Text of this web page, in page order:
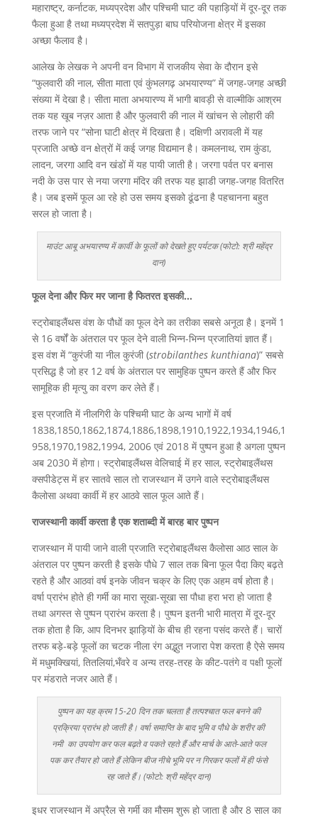
महाराष्ट्र, कर्नाटक, मध्यप्रदेश और पश्चिमी घाट की पहाड़ियों में दूर-दूर तक
फैला हुआ है तथा मध्यप्रदेश में सतपुड़ा बाघ परियोजना क्षेत्र में इसका
अच्छा फैलाव है।
आलेख के लेखक ने अपनी वन विभाग में राजकीय सेवा के दौरान इसे
“फुलवारी की नाल, सीता माता एवं कुंभलगढ़ अभयारण्य” में जगह-जगह अच्छी
संख्या में देखा है। सीता माता अभयारण्य में भागी बावड़ी से वाल्मीकि आश्रम
तक यह खूब नज़र आता है और फुलवारी की नाल में खांचन से लोहारी की
तरफ जाने पर “सोना घाटी क्षेत्र में दिखता है। दक्षिणी अरावली में यह
प्रजाति अच्छे वन क्षेत्रों में कई जगह विद्यमान है। कमलनाथ, राम कुंडा,
लादन, जरगा आदि वन खंडों में यह पायी जाती है। जरगा पर्वत पर बनास
नदी के उस पार से नया जरगा मंदिर की तरफ यह झाडी जगह-जगह वितरित
है। जब इसमें फूल आ रहे हो उस समय इसको ढूंढना है पहचानना बहुत
सरल हो जाता है।
माउंट आबू अभयारण्य में कार्वी के फूलों को देखते हुए पर्यटक (फोटो: श्री महेंद्र
दान)
फूल देना और फिर मर जाना है फितरत इसकी…
स्ट्रोबाइलैंथस वंश के पौधों का फूल देने का तरीका सबसे अनूठा है। इनमें 1
से 16 वर्षों के अंतराल पर फूल देने वाली भिन्न-भिन्न प्रजातियां ज्ञात हैं।
इस वंश में “कुरंजी या नील कुरंजी (strobilanthes kunthiana)” सबसे
प्रसिद्ध है जो हर 12 वर्ष के अंतराल पर सामुहिक पुष्पन करते हैं और फिर
सामूहिक ही मृत्यु का वरण कर लेते हैं।
इस प्रजाति में नीलगिरी के पश्चिमी घाट के अन्य भागों में वर्ष
1838,1850,1862,1874,1886,1898,1910,1922,1934,1946,1
958,1970,1982,1994, 2006 एवं 2018 में पुष्पन हुआ है अगला पुष्पन
अब 2030 में होगा। स्ट्रोबाइलैंथस वेलिचाई में हर साल, स्ट्रोबाइलैंथस
क्सपीडेट्स में हर सातवे साल तो राजस्थान में उगने वाले स्ट्रोबाइलैंथस
कैलोसा अथवा कार्वी में हर आठवे साल फूल आते हैं।
राजस्थानी कार्वी करता है एक शताब्दी में बारह बार पुष्पन
राजस्थान में पायी जाने वाली प्रजाति स्ट्रोबाइलैंथस कैलोसा आठ साल के
अंतराल पर पुष्पन करती है इसके पौधे 7 साल तक बिना फूल पैदा किए बढ़ते
रहते है और आठवां वर्ष इनके जीवन चक्र के लिए एक अहम वर्ष होता है।
वर्षा प्रारंभ होते ही गर्मी का मारा सूखा-सूखा सा पौधा हरा भरा हो जाता है
तथा अगस्त से पुष्पन प्रारंभ करता है। पुष्पन इतनी भारी मात्रा में दूर-दूर
तक होता है कि, आप दिनभर झाड़ियों के बीच ही रहना पसंद करते हैं। चारों
तरफ बड़े-बड़े फूलों का चटक नीला रंग अद्भुत नजारा पेश करता है ऐसे समय
में मधुमक्खियां, तितलियां,भँवरे व अन्य तरह-तरह के कीट-पतंगे व पक्षी फूलों
पर मंडराते नजर आते हैं।
पुष्पन का यह क्रम 15-20 दिन तक चलता है तत्पश्चात फल बनने की
प्रक्रिया प्रारंभ हो जाती है। वर्षा समाप्ति के बाद भूमि व पौधे के शरीर की
नमी का उपयोग कर फल बढ़ते व पकते रहते हैं और मार्च के आते-आते फल
पक कर तैयार हो जाते हैं लेकिन बीज नीचे भूमि पर न गिरकर फलों में ही फंसे
रह जाते हैं। (फोटो: श्री महेंद्र दान)
इधर राजस्थान में अप्रैल से गर्मी का मौसम शुरू हो जाता है और 8 साल का